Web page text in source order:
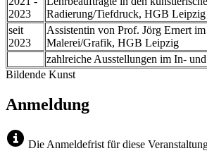
2023
Radierung/Tiefdruck, HGB Leipzig
seit
2023
Assistentin von Prof. Jörg Ernert
Malerei/Grafik, HGB Leipzig
zahlreiche Ausstellungen im In-
Bildende Kunst
Anmeldung
Die Anmeldefrist für diese